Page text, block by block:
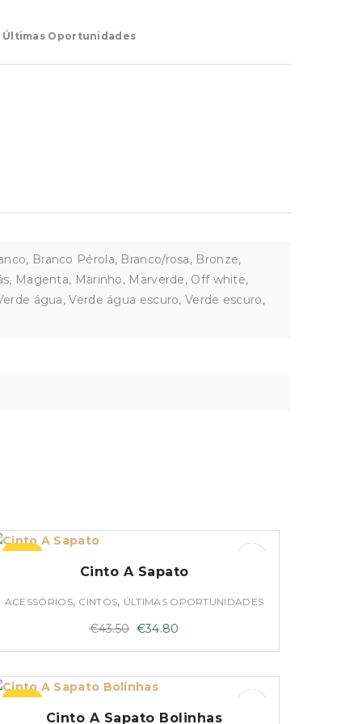
Últimas Oportunidades
Branco Pérola, Branco/rosa, Bronze,
Magenta, Marinho, Marverde, Off white,
água, Verde água escuro, Verde escuro,
–20%
Cinto A Sapato
ACESSÓRIOS, CINTOS, ÚLTIMAS OPORTUNIDADES
€43.50 O
preço
era:
€34.80
preço
€34.80.
–20%
Cinto A Sapato Bolinhas